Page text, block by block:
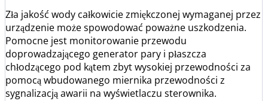
Zła jakość wody całkowicie zmiękczonej wymaganej przez
urządzenie może spowodować poważne uszkodzenia.
Pomocne jest monitorowanie przewodu
doprowadzającego generator pary i płaszcza
chłodzącego pod kątem zbyt wysokiej przewodności za
pomocą wbudowanego miernika przewodności z
sygnalizacją awarii na wyświetlaczu sterownika.